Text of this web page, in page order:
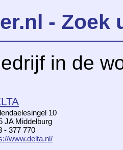
- Zoek
in de
10
JA Middelburg
- 377 770
www.delta.nl/